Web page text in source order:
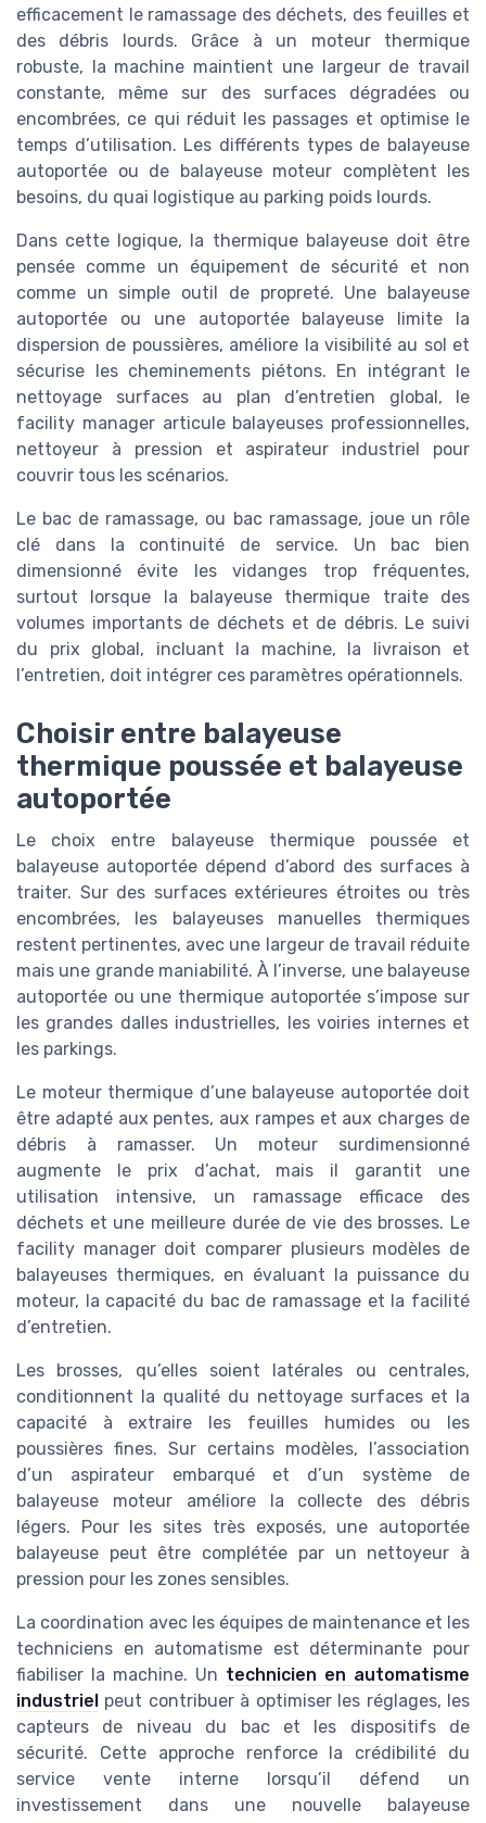
efficacement le ramassage des déchets, des feuilles et
des débris lourds. Grâce à un moteur thermique
robuste, la machine maintient une largeur de travail
constante, même sur des surfaces dégradées ou
encombrées, ce qui réduit les passages et optimise le
temps d’utilisation. Les différents types de balayeuse
autoportée ou de balayeuse moteur complètent les
besoins, du quai logistique au parking poids lourds.
Dans cette logique, la thermique balayeuse doit être
pensée comme un équipement de sécurité et non
comme un simple outil de propreté. Une balayeuse
autoportée ou une autoportée balayeuse limite la
dispersion de poussières, améliore la visibilité au sol et
sécurise les cheminements piétons. En intégrant le
nettoyage surfaces au plan d’entretien global, le
facility manager articule balayeuses professionnelles,
nettoyeur à pression et aspirateur industriel pour
couvrir tous les scénarios.
Le bac de ramassage, ou bac ramassage, joue un rôle
clé dans la continuité de service. Un bac bien
dimensionné évite les vidanges trop fréquentes,
surtout lorsque la balayeuse thermique traite des
volumes importants de déchets et de débris. Le suivi
du prix global, incluant la machine, la livraison et
l’entretien, doit intégrer ces paramètres opérationnels.
Choisir entre balayeuse
thermique poussée et balayeuse
autoportée
Le choix entre balayeuse thermique poussée et
balayeuse autoportée dépend d’abord des surfaces à
traiter. Sur des surfaces extérieures étroites ou très
encombrées, les balayeuses manuelles thermiques
restent pertinentes, avec une largeur de travail réduite
mais une grande maniabilité. À l’inverse, une balayeuse
autoportée ou une thermique autoportée s’impose sur
les grandes dalles industrielles, les voiries internes et
les parkings.
Le moteur thermique d’une balayeuse autoportée doit
être adapté aux pentes, aux rampes et aux charges de
débris à ramasser. Un moteur surdimensionné
augmente le prix d’achat, mais il garantit une
utilisation intensive, un ramassage efficace des
déchets et une meilleure durée de vie des brosses. Le
facility manager doit comparer plusieurs modèles de
balayeuses thermiques, en évaluant la puissance du
moteur, la capacité du bac de ramassage et la facilité
d’entretien.
Les brosses, qu’elles soient latérales ou centrales,
conditionnent la qualité du nettoyage surfaces et la
capacité à extraire les feuilles humides ou les
poussières fines. Sur certains modèles, l’association
d’un aspirateur embarqué et d’un système de
balayeuse moteur améliore la collecte des débris
légers. Pour les sites très exposés, une autoportée
balayeuse peut être complétée par un nettoyeur à
pression pour les zones sensibles.
La coordination avec les équipes de maintenance et les
techniciens en automatisme est déterminante pour
fiabiliser la machine. Un technicien en automatisme
industriel peut contribuer à optimiser les réglages, les
capteurs de niveau du bac et les dispositifs de
sécurité. Cette approche renforce la crédibilité du
service vente interne lorsqu’il défend un
investissement dans une nouvelle balayeuse